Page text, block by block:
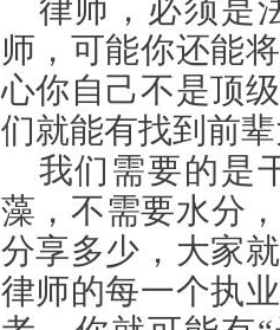
律师，必须是
师，可能你还能
心你自己不是顶
们就能有找到前
我们需要的是
藻，不需要水分
分享多少，大家
律师的每一个执